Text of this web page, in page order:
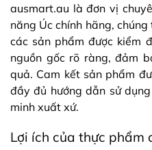
ausmart.au là đơn vị
năng Úc chính hãng,
các sản phẩm được kiểm
nguồn gốc rõ ràng, đảm
quả. Cam kết sản phẩm
đầy đủ hướng dẫn sử
minh xuất xứ.
Lợi ích của thực phẩm